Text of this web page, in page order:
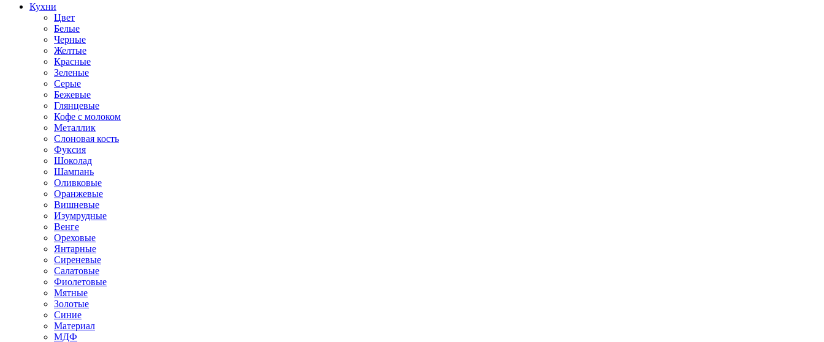
Кухни
Цвет
Белые
Черные
Желтые
Красные
Зеленые
Серые
Бежевые
Глянцевые
Кофе с молоком
Металлик
Слоновая кость
Фуксия
Шоколад
Шампань
Оливковые
Оранжевые
Вишневые
Изумрудные
Венге
Ореховые
Янтарные
Сиреневые
Салатовые
Фиолетовые
Мятные
Золотые
Синие
Материал
МДФ